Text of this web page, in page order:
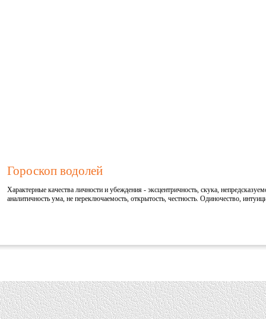
Гороскоп водолей
Характерные качества личности и убеждения - эксцентричность, скука,
аналитичность ума, не переключаемость, открытость, честность. Одиночество,